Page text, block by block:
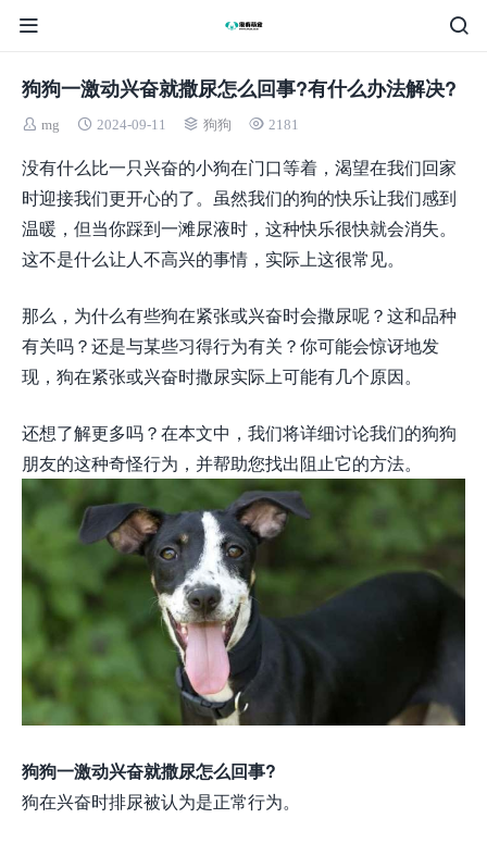
狗狗一激动兴奋就撒尿怎么回事?有什么办法解决?
mg 2024-09-11 狗狗 2181
没有什么比一只兴奋的小狗在门口等着，渴望在我们回家
时迎接我们更开心的了。虽然我们的狗的快乐让我们感到
温暖，但当你踩到一滩尿液时，这种快乐很快就会消失。
这不是什么让人不高兴的事情，实际上这很常见。
那么，为什么有些狗在紧张或兴奋时会撒尿呢？这和品种
有关吗？还是与某些习得行为有关？你可能会惊讶地发
现，狗在紧张或兴奋时撒尿实际上可能有几个原因。
还想了解更多吗？在本文中，我们将详细讨论我们的狗狗
朋友的这种奇怪行为，并帮助您找出阻止它的方法。
狗狗一激动兴奋就撒尿怎么回事?
狗在兴奋时排尿被认为是正常行为。